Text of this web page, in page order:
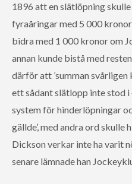
1896 att en slätlöpning
fyraåringar med 5 000
bidra med 1 000 kronor om
annan kunde bistå med
därför att ’summan
ett sådant slätlopp inte stod
system för hinderlöpningar
gällde’, med andra ord
Dickson verkar inte ha varit
senare lämnade han